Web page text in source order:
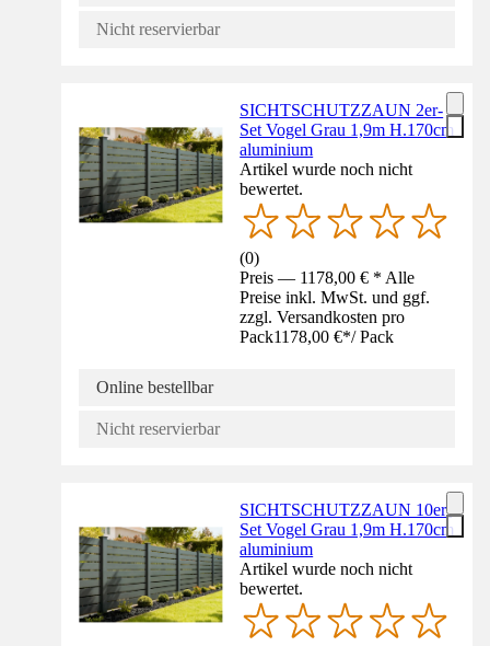
Nicht reservierbar
SICHTSCHUTZZAUN 2er-
Set Vogel Grau 1,9m H.170cm
aluminium
Artikel wurde noch nicht
bewertet.
(0)
Preis — 1178,00 € * Alle
Preise inkl. MwSt. und ggf.
zzgl. Versandkosten pro
Pack1178,00 €*/ Pack
Online bestellbar
Nicht reservierbar
SICHTSCHUTZZAUN 10er-
Set Vogel Grau 1,9m H.170cm
aluminium
Artikel wurde noch nicht
bewertet.